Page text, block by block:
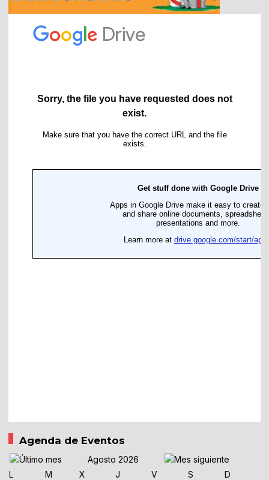
Agenda de Eventos
Agosto 2026
L
M X J V S
D